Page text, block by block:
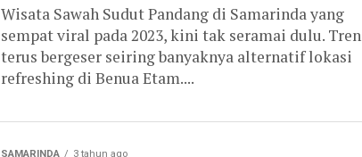
Wisata Sawah Sudut Pandang di Samarinda yang
sempat viral pada 2023, kini tak seramai dulu. Tren
terus bergeser seiring banyaknya alternatif lokasi
refreshing di Benua Etam....
SAMARINDA 3 tahun ago